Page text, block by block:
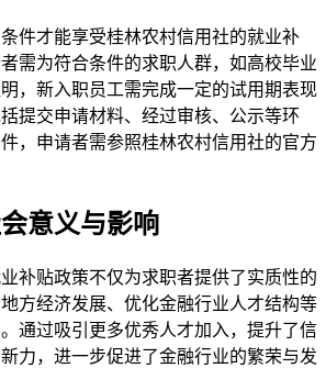
件才能享受桂林农村信用社的就业补
需为符合条件的求职人群，如高校毕业
，新入职员工需完成一定的试用期表现
提交申请材料、经过审核、公示等环
，申请者需参照桂林农村信用社的官方
意义与影响
补贴政策不仅为求职者提供了实质性的
方经济发展、优化金融行业人才结构等
通过吸引更多优秀人才加入，提升了信
力，进一步促进了金融行业的繁荣与发